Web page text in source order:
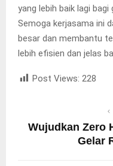
yang lebih baik lagi
Semoga kerjasama ini
besar dan membantu
lebih efisien dan jelas
Post Views: 228
Wujudkan Zero
Gelar